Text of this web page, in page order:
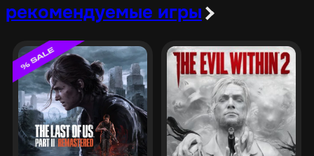
рекомендуемые игры